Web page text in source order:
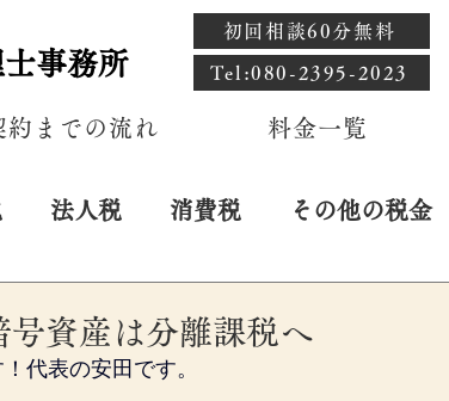
事務所
初回相談60分無料
​Tel:080-2395-2023
約までの流れ 料金一覧
法人税 消費税 その他の税金
号資産は分離課税へ
代表の安田です。